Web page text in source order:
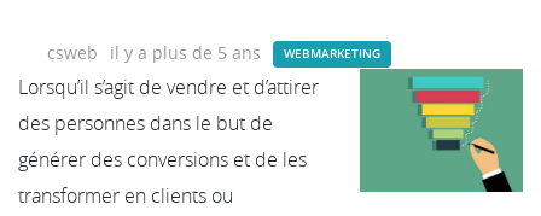
csweb il y a plus de 5 ans WEBMARKETING
Lorsqu’il s’agit de vendre et d’attirer
des personnes dans le but de
générer des conversions et de les
transformer en clients ou